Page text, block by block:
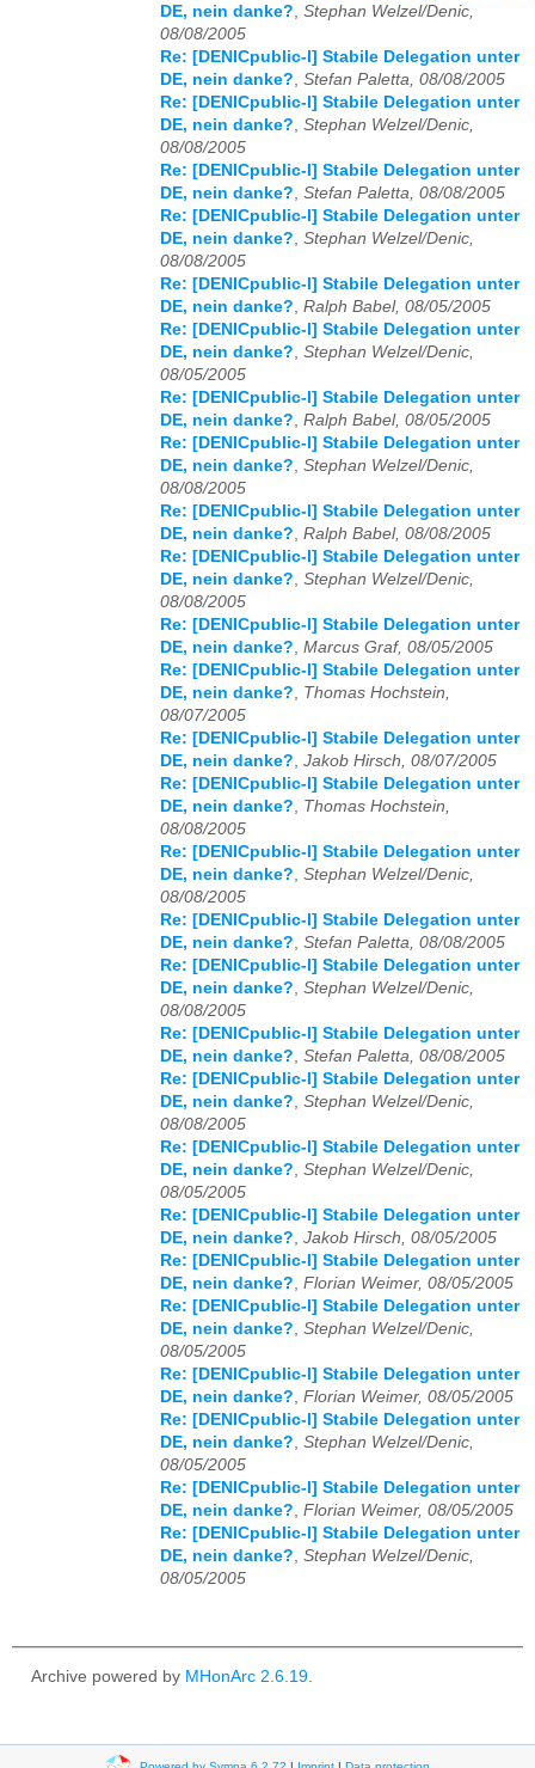
DE, nein danke?, Stephan Welzel/Denic,
08/08/2005
Re: [DENICpublic-l] Stabile Delegation unter
DE, nein danke?, Stefan Paletta, 08/08/2005
Re: [DENICpublic-l] Stabile Delegation unter
DE, nein danke?, Stephan Welzel/Denic,
08/08/2005
Re: [DENICpublic-l] Stabile Delegation unter
DE, nein danke?, Stefan Paletta, 08/08/2005
Re: [DENICpublic-l] Stabile Delegation unter
DE, nein danke?, Stephan Welzel/Denic,
08/08/2005
Re: [DENICpublic-l] Stabile Delegation unter
DE, nein danke?, Ralph Babel, 08/05/2005
Re: [DENICpublic-l] Stabile Delegation unter
DE, nein danke?, Stephan Welzel/Denic,
08/05/2005
Re: [DENICpublic-l] Stabile Delegation unter
DE, nein danke?, Ralph Babel, 08/05/2005
Re: [DENICpublic-l] Stabile Delegation unter
DE, nein danke?, Stephan Welzel/Denic,
08/08/2005
Re: [DENICpublic-l] Stabile Delegation unter
DE, nein danke?, Ralph Babel, 08/08/2005
Re: [DENICpublic-l] Stabile Delegation unter
DE, nein danke?, Stephan Welzel/Denic,
08/08/2005
Re: [DENICpublic-l] Stabile Delegation unter
DE, nein danke?, Marcus Graf, 08/05/2005
Re: [DENICpublic-l] Stabile Delegation unter
DE, nein danke?, Thomas Hochstein,
08/07/2005
Re: [DENICpublic-l] Stabile Delegation unter
DE, nein danke?, Jakob Hirsch, 08/07/2005
Re: [DENICpublic-l] Stabile Delegation unter
DE, nein danke?, Thomas Hochstein,
08/08/2005
Re: [DENICpublic-l] Stabile Delegation unter
DE, nein danke?, Stephan Welzel/Denic,
08/08/2005
Re: [DENICpublic-l] Stabile Delegation unter
DE, nein danke?, Stefan Paletta, 08/08/2005
Re: [DENICpublic-l] Stabile Delegation unter
DE, nein danke?, Stephan Welzel/Denic,
08/08/2005
Re: [DENICpublic-l] Stabile Delegation unter
DE, nein danke?, Stefan Paletta, 08/08/2005
Re: [DENICpublic-l] Stabile Delegation unter
DE, nein danke?, Stephan Welzel/Denic,
08/08/2005
Re: [DENICpublic-l] Stabile Delegation unter
DE, nein danke?, Stephan Welzel/Denic,
08/05/2005
Re: [DENICpublic-l] Stabile Delegation unter
DE, nein danke?, Jakob Hirsch, 08/05/2005
Re: [DENICpublic-l] Stabile Delegation unter
DE, nein danke?, Florian Weimer, 08/05/2005
Re: [DENICpublic-l] Stabile Delegation unter
DE, nein danke?, Stephan Welzel/Denic,
08/05/2005
Re: [DENICpublic-l] Stabile Delegation unter
DE, nein danke?, Florian Weimer, 08/05/2005
Re: [DENICpublic-l] Stabile Delegation unter
DE, nein danke?, Stephan Welzel/Denic,
08/05/2005
Re: [DENICpublic-l] Stabile Delegation unter
DE, nein danke?, Florian Weimer, 08/05/2005
Re: [DENICpublic-l] Stabile Delegation unter
DE, nein danke?, Stephan Welzel/Denic,
08/05/2005
Archive powered by MHonArc 2.6.19.